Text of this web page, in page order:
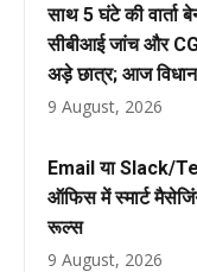
साथ 5 घंटे की वार्ता
सीबीआई जांच और
अड़े छात्र; आज
9 August, 2026
Email या Slack/
ऑफिस में स्मार्ट
रूल्स
9 August, 2026